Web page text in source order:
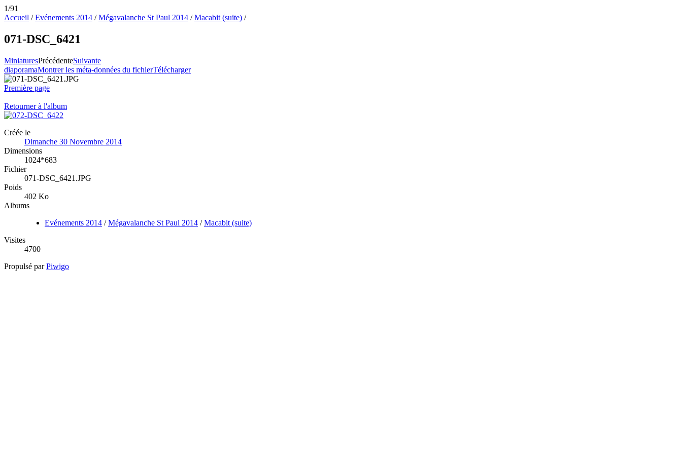
1/91
Accueil /Evénements 2014 /Mégavalanche St Paul 2014 /Macabit (suite) /
071-DSC_6421
MiniaturesPrécédenteSuivante
diaporamaMontrer les méta-données du fichierTélécharger
Première page
Retourner à l'album
Créée le
Dimanche 30 Novembre 2014
Dimensions
1024*683
Fichier
071-DSC_6421.JPG
Poids
402 Ko
Albums
Evénements 2014 /Mégavalanche St Paul 2014 /Macabit (suite)
Visites
4700
Propulsé parPiwigo